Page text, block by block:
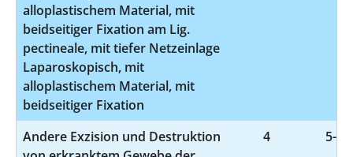
alloplastischem Material, mit
beidseitiger Fixation am Lig.
pectineale, mit tiefer Netzeinlage
Laparoskopisch, mit
alloplastischem Material, mit
beidseitiger Fixation
Andere Exzision und Destruktion
4 5-